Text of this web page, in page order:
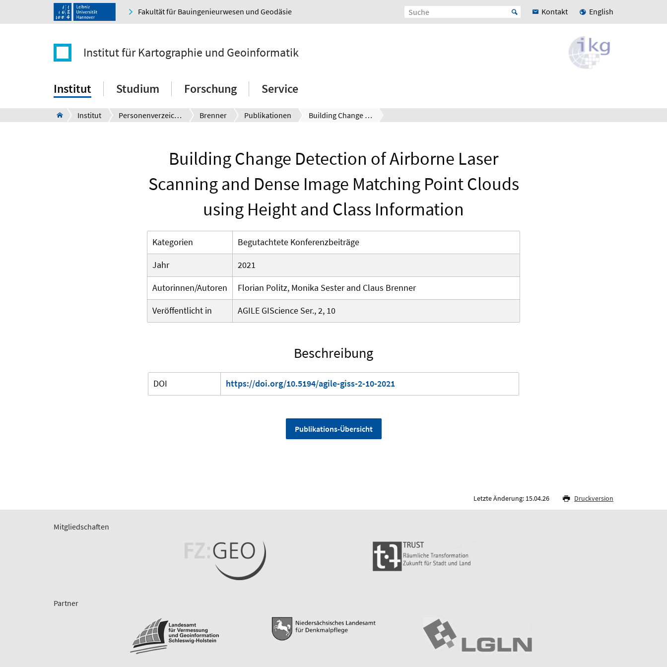
Fakultät für Bauingenieurwesen und Geodäsie Kontakt English
Institut für Kartographie und Geoinformatik
Institut Studium Forschung Service
Institut Personenverzeichnis Brenner Publikationen Building Change Detection of Airborne Laser Scanning and Dense Image Matching Point Clouds using Height and Class Information
Building Change Detection of Airborne Laser
Scanning and Dense Image Matching Point Clouds
using Height and Class Information
Kategorien
Begutachtete Konferenzbeiträge
Jahr
2021
Autorinnen/Autoren
Florian Politz, Monika Sester and Claus Brenner
Veröffentlicht in
AGILE GIScience Ser., 2, 10
Beschreibung
DOI https://doi.org/10.5194/agile-giss-2-10-2021
Publikations-Übersicht
Letzte Änderung: 15.04.26 Druckversion
Mitgliedschaften
Partner